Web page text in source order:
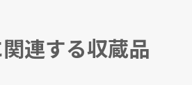
連する収蔵品